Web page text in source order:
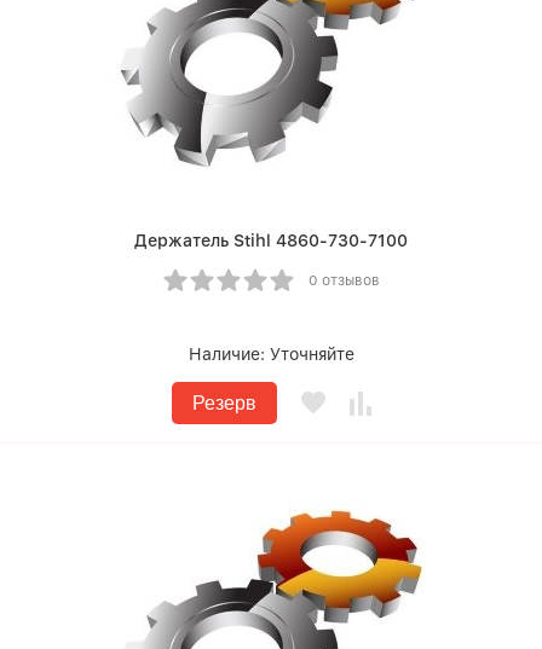
Держатель Stihl 4860-730-7100
0 отзывов
Наличие: Уточняйте
Резерв